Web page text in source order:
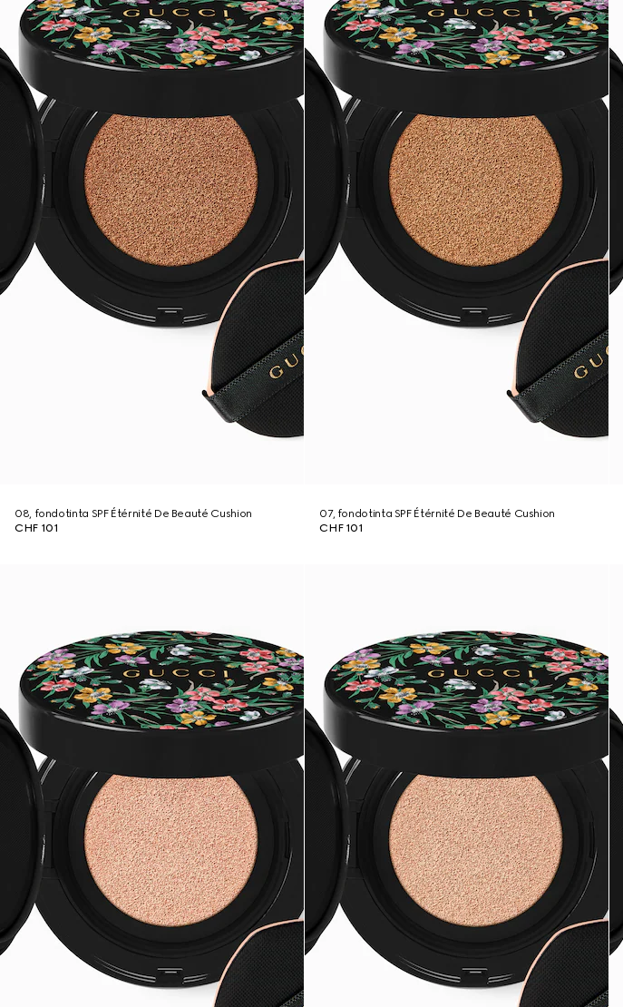
08, fondotinta SPF Étérnité De Beauté Cushion
CHF 101
07, fondotinta SPF Étérnité De Beauté Cushion
CHF 101